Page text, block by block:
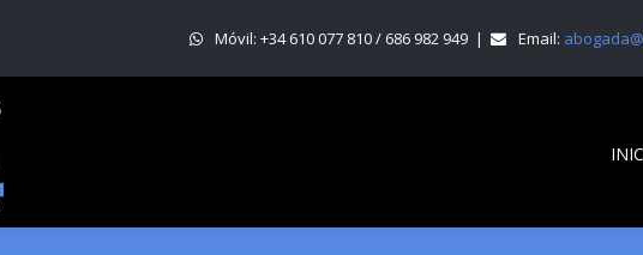
Móvil: +34 610 077 810 / 686 982 949 | Email: